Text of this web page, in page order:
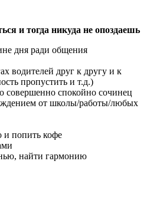
и тогда никуда не опоздаешь
дня ради общения
водителей друг к другу и к
пропустить и т.д.)
совершенно спокойно сочинец
от школы/работы/любых
и попить кофе
найти гармонию